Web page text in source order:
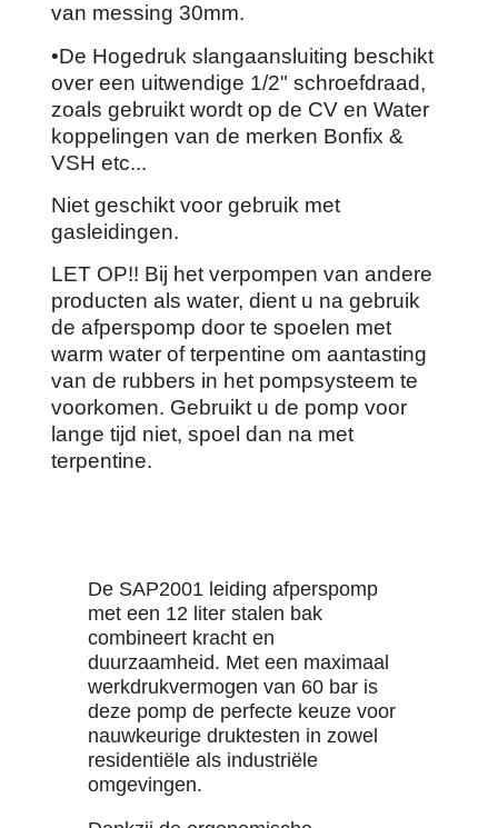
van messing 30mm.
•De Hogedruk slangaansluiting beschikt
over een uitwendige 1/2" schroefdraad,
zoals gebruikt wordt op de CV en Water
koppelingen van de merken Bonfix &
VSH etc...
Niet geschikt voor gebruik met
gasleidingen.
LET OP!! Bij het verpompen van andere
producten als water, dient u na gebruik
de afperspomp door te spoelen met
warm water of terpentine om aantasting
van de rubbers in het pompsysteem te
voorkomen. Gebruikt u de pomp voor
lange tijd niet, spoel dan na met
terpentine.
De SAP2001 leiding afperspomp
met een 12 liter stalen bak
combineert kracht en
duurzaamheid. Met een maximaal
werkdrukvermogen van 60 bar is
deze pomp de perfecte keuze voor
nauwkeurige druktesten in zowel
residentiële als industriële
omgevingen.